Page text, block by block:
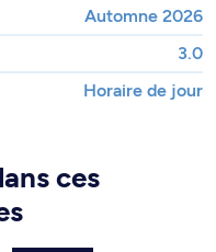
Automne 2026
3.0
Horaire de jour
ces